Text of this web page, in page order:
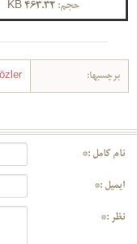
حجم: 463.32 KB
برچسبها:
نام کامل :*
ایمیل :*
نظر :*